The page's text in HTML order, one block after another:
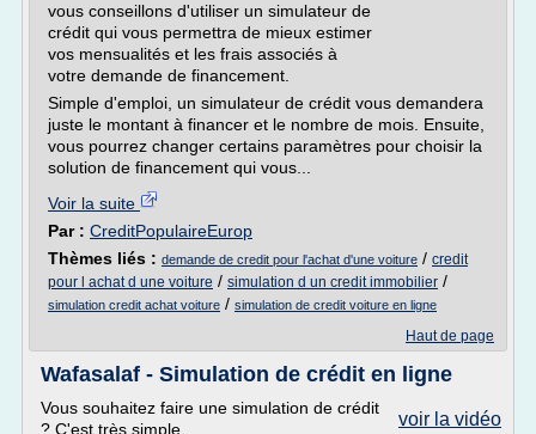
vous conseillons d'utiliser un simulateur de
crédit qui vous permettra de mieux estimer
vos mensualités et les frais associés à
votre demande de financement.
Simple d'emploi, un simulateur de crédit vous demandera
juste le montant à financer et le nombre de mois. Ensuite,
vous pourrez changer certains paramètres pour choisir la
solution de financement qui vous...
Voir la suite
Par : CreditPopulaireEurop
Thèmes liés : demande de credit pour l'achat d'une voiture / credit
pour l achat d une voiture / simulation d un credit immobilier /
simulation credit achat voiture / simulation de credit voiture en ligne
Haut de page
Wafasalaf - Simulation de crédit en ligne
voir la vidéo
Vous souhaitez faire une simulation de crédit
? C'est très simple.